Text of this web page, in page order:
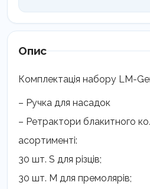
Опис
Комплектація набору LM-
– Ручка для насадок
– Ретрактори блакитного
асортименті:
30 шт. S для різців;
30 шт. M для премолярів;